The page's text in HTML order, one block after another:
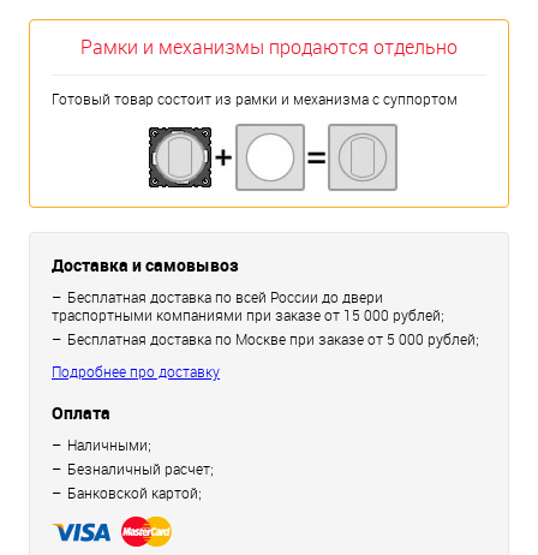
Рамки и механизмы продаются отдельно
Готовый товар состоит из рамки и механизма с суппортом
Доставка и самовывоз
Бесплатная доставка по всей России до двери
траспортными компаниями при заказе от 15 000 рублей;
Бесплатная доставка по Москве при заказе от 5 000 рублей;
Подробнее про доставку
Оплата
Наличными;
Безналичный расчет;
Банковской картой;